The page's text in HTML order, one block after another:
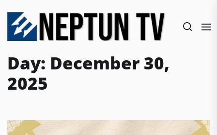
content
Day: December 30,
2025